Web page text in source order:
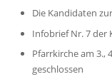
Die Kandidaten
Infobrief Nr. 7 der
Pfarrkirche am 3.,
geschlossen